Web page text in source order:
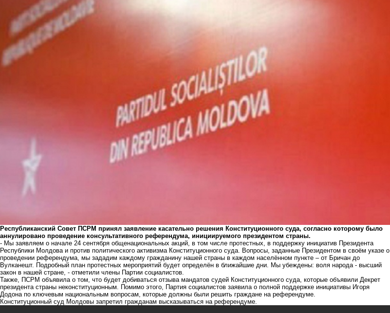
Республиканский Совет ПСРМ принял заявление касательно решения Конституционного суда, согласно которому было
аннулировано проведение консультативного референдума, инициируемого президентом страны.
- Мы заявляем о начале 24 сентября общенациональных акций, в том числе протестных, в поддержку инициатив Президента
Республики Молдова и против политического активизма Конституционного суда. Вопросы, заданные Президентом в своём указе о
проведении референдума, мы зададим каждому гражданину нашей страны в каждом населённом пункте – от Бричан до
Вулканешт. Подробный план протестных мероприятий будет определён в ближайшие дни. Мы убеждены: воля народа - высший
закон в нашей стране, - отметили члены Партии социалистов.
Также, ПСРМ объявила о том, что будет добиваться отзыва мандатов судей Конституционного суда, которые объявили Декрет
президента страны неконституционным. Помимо этого, Партия социалистов заявила о полной поддержке инициативы Игоря
Додона по ключевым национальным вопросам, которые должны были решить граждане на референдуме.
Конституционный суд Молдовы запретил гражданам высказываться на референдуме.